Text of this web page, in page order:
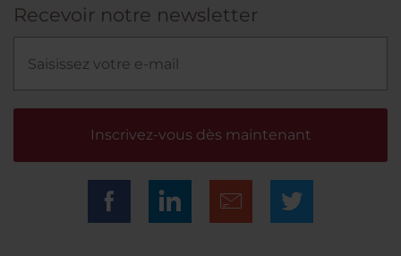
Recevoir notre newsletter
Inscrivez-vous dès maintenant